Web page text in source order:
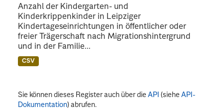
Anzahl der Kindergarten- und
Kinderkrippenkinder in Leipziger
Kindertageseinrichtungen in öffentlicher oder
freier Trägerschaft nach Migrationshintergrund
und in der Familie...
CSV
Sie können dieses Register auch über dieAPI (sieheAPI-
Dokumentation) abrufen.